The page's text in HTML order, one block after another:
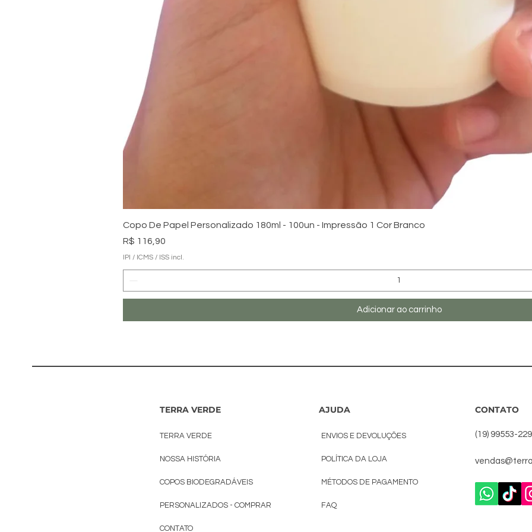
Visualização rápida
Copo De Papel Personalizado 180ml - 100un - Impressão 1 Cor Branco
Preço
R$ 116,90
IPI / ICMS / ISS incl.
Adicionar ao carrinho
TERRA VERDE
TERRA VERDE
NOSSA HISTÓRIA
COPOS BIODEGRADÁVEIS
PERSONALIZADOS - COMPRAR
CONTATO
AJUDA
ENVIOS E DEVOLUÇÕES
POLÍTICA DA LOJA
MÉTODOS DE PAGAMENTO
FAQ
CONTATO
(19) 99553-